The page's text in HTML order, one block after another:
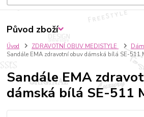
Úvod ZDRAVOTNÍ OBUV MEDISTYLE
Sandále EMA zdravotní obuv dámská bílá SE-511
Sandále EMA
dámská bílá SE-511
Původ zboží